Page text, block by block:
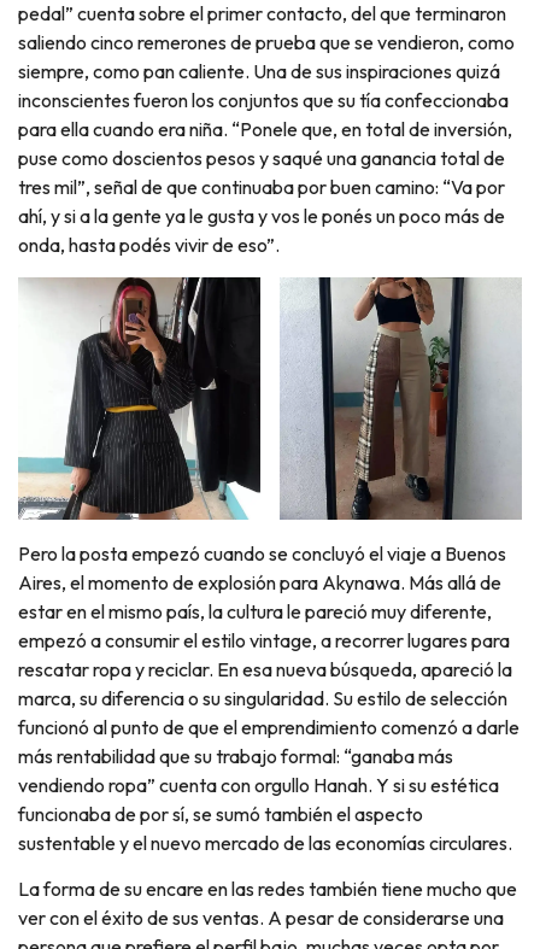
pedal” cuenta sobre el primer contacto, del que terminaron
saliendo cinco remerones de prueba que se vendieron, como
siempre, como pan caliente. Una de sus inspiraciones quizá
inconscientes fueron los conjuntos que su tía confeccionaba
para ella cuando era niña. “Ponele que, en total de inversión,
puse como doscientos pesos y saqué una ganancia total de
tres mil”, señal de que continuaba por buen camino: “Va por
ahí, y si a la gente ya le gusta y vos le ponés un poco más de
onda, hasta podés vivir de eso”.
Pero la posta empezó cuando se concluyó el viaje a Buenos
Aires, el momento de explosión para Akynawa. Más allá de
estar en el mismo país, la cultura le pareció muy diferente,
empezó a consumir el estilo vintage, a recorrer lugares para
rescatar ropa y reciclar. En esa nueva búsqueda, apareció la
marca, su diferencia o su singularidad. Su estilo de selección
funcionó al punto de que el emprendimiento comenzó a darle
más rentabilidad que su trabajo formal: “ganaba más
vendiendo ropa” cuenta con orgullo Hanah. Y si su estética
funcionaba de por sí, se sumó también el aspecto
sustentable y el nuevo mercado de las economías circulares.
La forma de su encare en las redes también tiene mucho que
ver con el éxito de sus ventas. A pesar de considerarse una